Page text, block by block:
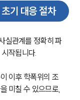
기 대응 절차
실관계를 정확히 파
작됩니다.
이후 학폭위의 조
미칠 수 있으므로,